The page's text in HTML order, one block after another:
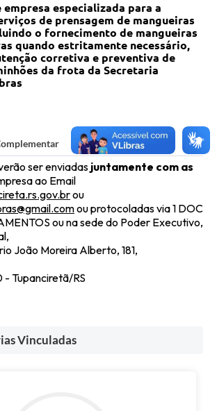
especializada para a
de prensagem de mangueiras
o fornecimento de mangueiras
quando estritamente necessário,
corretiva e preventiva de
da frota da Secretaria
ser enviadas juntamente com as
ao Email
ou
ou protocoladas via 1 DOC
ou na sede do Poder Executivo,
João Moreira Alberto, 181,
Tupanciretã/RS
Vinculadas